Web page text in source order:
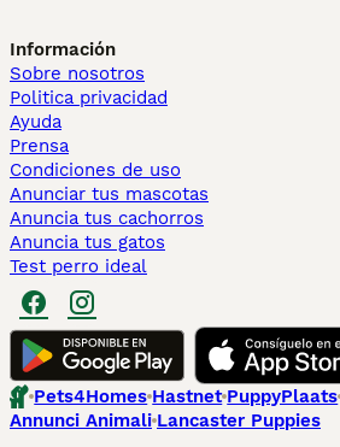
Información
Sobre nosotros
Politica privacidad
Ayuda
Prensa
Condiciones de uso
Anunciar tus mascotas
Anuncia tus cachorros
Anuncia tus gatos
Test perro ideal
Pets4Homes Hastnet PuppyPlaats
Annunci Animali Lancaster Puppies